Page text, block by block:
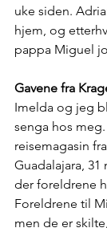
uke siden.
hjem, og
pappa Miguel
Gavene fra
Imelda og jeg
senga hos
reisemagasin
Guadalajara, 31
der foreldrene
Foreldrene til
men de er